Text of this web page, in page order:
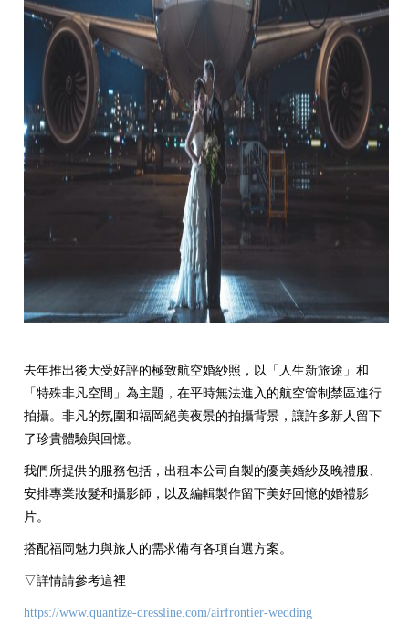
去年推出後大受好評的極致航空婚紗照，以「人生新旅途」和
「特殊非凡空間」為主題，在平時無法進入的航空管制禁區進行
拍攝。非凡的氛圍和福岡絕美夜景的拍攝背景，讓許多新人留下
了珍貴體驗與回憶。
我們所提供的服務包括，出租本公司自製的優美婚紗及晚禮服、
安排專業妝髮和攝影師，以及編輯製作留下美好回憶的婚禮影
片。
搭配福岡魅力與旅人的需求備有各項自選方案。
▽詳情請參考這裡
https://www.quantize-dressline.com/airfrontier-wedding